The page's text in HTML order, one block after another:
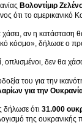
Βολοντίμιρ
ότι το αμερικανικό
χάσει, αν η κατάσταση
κόσμο», δήλωσε ο
οπλισμένοι, δεν θα
του για την
για την
ότι 31.000
της ουκρανικής